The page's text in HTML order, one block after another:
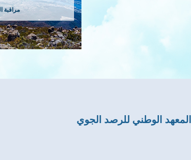
مراقبة
المعهد الوطني للرصد الجوي